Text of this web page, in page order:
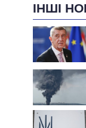
ІНШІ